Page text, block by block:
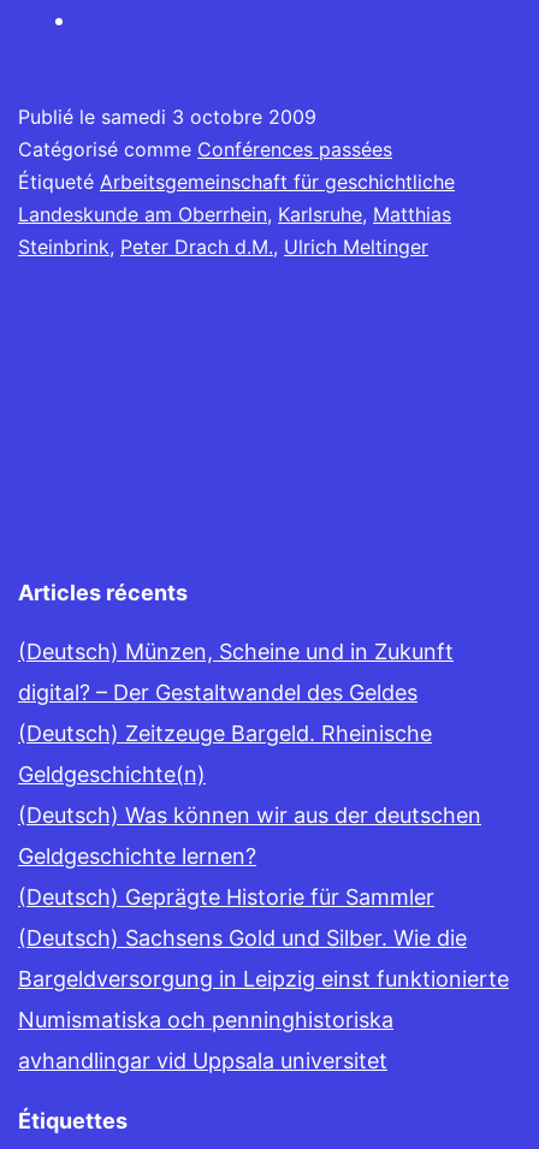
Publié le samedi 3 octobre 2009
Catégorisé comme Conférences passées
Étiqueté Arbeitsgemeinschaft für geschichtliche
Landeskunde am Oberrhein, Karlsruhe, Matthias
Steinbrink, Peter Drach d.M., Ulrich Meltinger
Articles récents
(Deutsch) Münzen, Scheine und in Zukunft
digital? – Der Gestaltwandel des Geldes
(Deutsch) Zeitzeuge Bargeld. Rheinische
Geldgeschichte(n)
(Deutsch) Was können wir aus der deutschen
Geldgeschichte lernen?
(Deutsch) Geprägte Historie für Sammler
(Deutsch) Sachsens Gold und Silber. Wie die
Bargeldversorgung in Leipzig einst funktionierte
Numismatiska och penninghistoriska
avhandlingar vid Uppsala universitet
Étiquettes